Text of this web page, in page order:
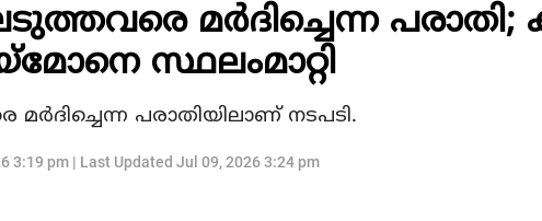
മർദിച്ചെന്ന
സ്ഥലംമാറ്റി
മര്‍ദിച്ചെന്ന പരാതിയിലാണ് നടപടി.
3:19 pm | Last Updated Jul 09, 2026 3:24 pm